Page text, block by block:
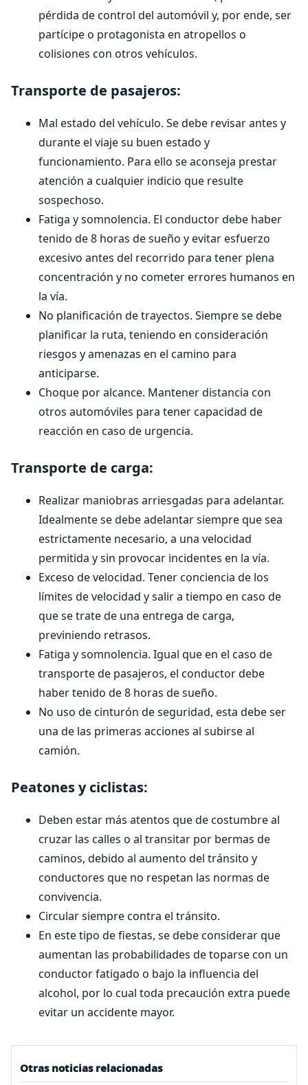
pérdida de control del automóvil y, por ende, ser
partícipe o protagonista en atropellos o
colisiones con otros vehículos.
Transporte de pasajeros:
Mal estado del vehículo. Se debe revisar antes y
durante el viaje su buen estado y
funcionamiento. Para ello se aconseja prestar
atención a cualquier indicio que resulte
sospechoso.
Fatiga y somnolencia. El conductor debe haber
tenido de 8 horas de sueño y evitar esfuerzo
excesivo antes del recorrido para tener plena
concentración y no cometer errores humanos en
la vía.
No planificación de trayectos. Siempre se debe
planificar la ruta, teniendo en consideración
riesgos y amenazas en el camino para
anticiparse.
Choque por alcance. Mantener distancia con
otros automóviles para tener capacidad de
reacción en caso de urgencia.
Transporte de carga:
Realizar maniobras arriesgadas para adelantar.
Idealmente se debe adelantar siempre que sea
estrictamente necesario, a una velocidad
permitida y sin provocar incidentes en la vía.
Exceso de velocidad. Tener conciencia de los
límites de velocidad y salir a tiempo en caso de
que se trate de una entrega de carga,
previniendo retrasos.
Fatiga y somnolencia. Igual que en el caso de
transporte de pasajeros, el conductor debe
haber tenido de 8 horas de sueño.
No uso de cinturón de seguridad, esta debe ser
una de las primeras acciones al subirse al
camión.
Peatones y ciclistas:
Deben estar más atentos que de costumbre al
cruzar las calles o al transitar por bermas de
caminos, debido al aumento del tránsito y
conductores que no respetan las normas de
convivencia.
Circular siempre contra el tránsito.
En este tipo de fiestas, se debe considerar que
aumentan las probabilidades de toparse con un
conductor fatigado o bajo la influencia del
alcohol, por lo cual toda precaución extra puede
evitar un accidente mayor.
Otras noticias relacionadas